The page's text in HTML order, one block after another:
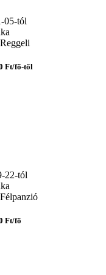
05-tól
Ft/fő-től
22-tól
Ft/fő